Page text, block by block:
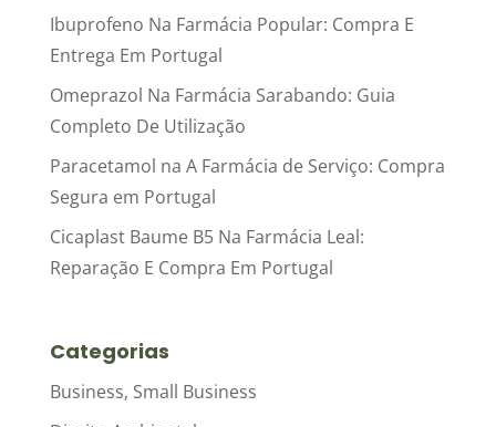
Ibuprofeno Na Farmácia Popular: Compra E
Entrega Em Portugal
Omeprazol Na Farmácia Sarabando: Guia
Completo De Utilização
Paracetamol na A Farmácia de Serviço: Compra
Segura em Portugal
Cicaplast Baume B5 Na Farmácia Leal:
Reparação E Compra Em Portugal
Categorias
Business, Small Business